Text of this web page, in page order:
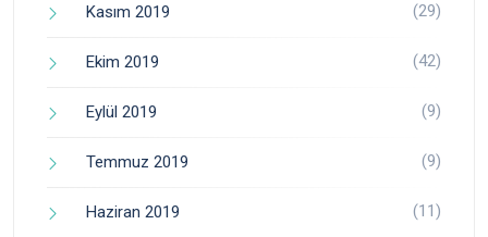
Kasım 2019 (29)
Ekim 2019 (42)
Eylül 2019 (9)
Temmuz 2019 (9)
Haziran 2019 (11)